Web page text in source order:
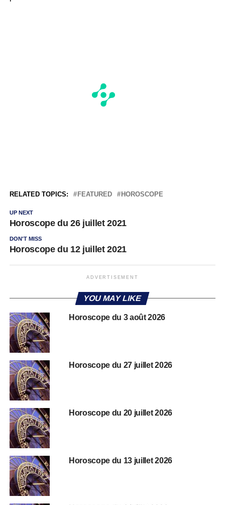
RELATED TOPICS: FEATURED HOROSCOPE
UP NEXT
Horoscope du 26 juillet 2021
DON'T MISS
Horoscope du 12 juillet 2021
ADVERTISEMENT
YOU MAY LIKE
Horoscope du 3 août 2026
Horoscope du 27 juillet 2026
Horoscope du 20 juillet 2026
Horoscope du 13 juillet 2026